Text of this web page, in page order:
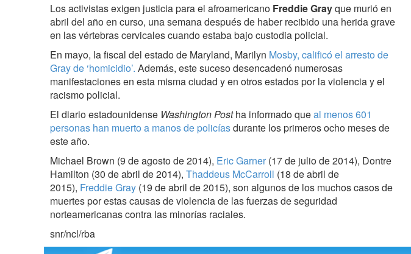
Los activistas exigen justicia para el afroamericano Freddie Grayque murió en
abril del año en curso, una semana después de haber recibido una herida grave
en las vértebras cervicales cuando estaba bajo custodia policial.
En mayo, la fiscal del estado de Maryland, Marilyn Mosby, calificó el arresto de
Gray de ‘homicidio’. Además, este suceso desencadenó numerosas
manifestaciones en esta misma ciudad y en otros estados por la violencia y el
racismo policial.
El diario estadounidense Washington Postha informado queal menos 601
personas han muerto a manos de policíasdurante los primeros ocho meses de
este año.
Michael Brown (9 de agosto de 2014), Eric Garner (17 de julio de 2014), Dontre
Hamilton (30 de abril de 2014), Thaddeus McCarroll (18 de abril de
2015), Freddie Gray (19 de abril de 2015), son algunos de los muchos casos de
muertes por estas causas de violencia de las fuerzas de seguridad
norteamericanas contra las minorías raciales.
snr/ncl/rba